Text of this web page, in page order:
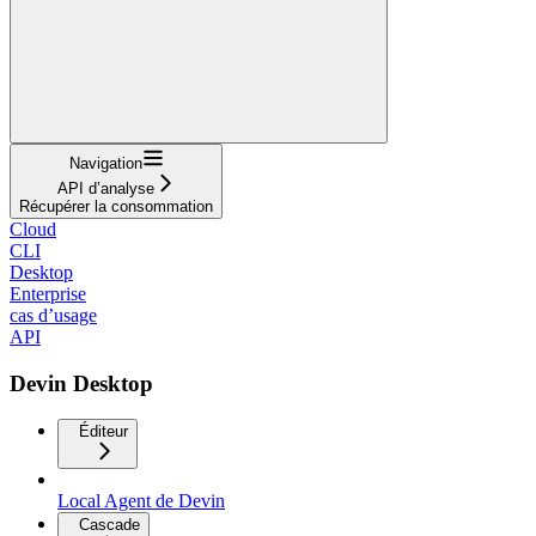
Navigation
API d’analyse
Récupérer la consommation
Cloud
CLI
Desktop
Enterprise
cas d’usage
API
Devin Desktop
Éditeur
Local Agent de Devin
Cascade